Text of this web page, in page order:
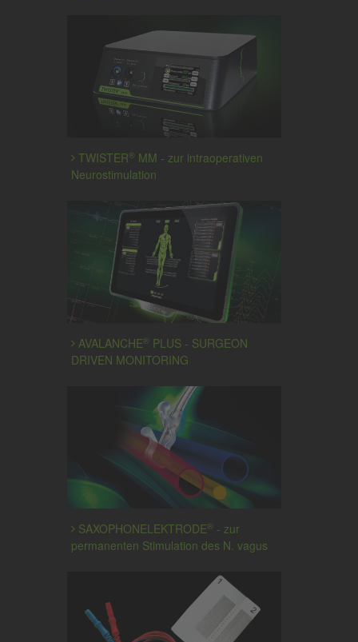
TWISTER ® MM - zur intraoperativen
Neurostimulation
AVALANCHE® PLUS - SURGEON
DRIVEN MONITORING
SAXOPHONELEKTRODE® - zur
permanenten Stimulation des N. vagus